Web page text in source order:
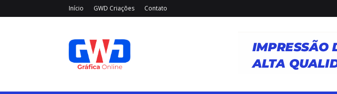
Início GWD Criações Contato